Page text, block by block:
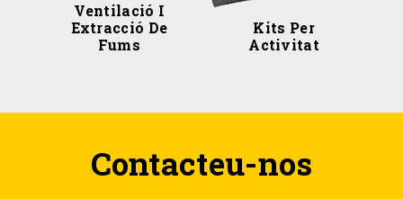
Ventilació I
Extracció De
Fums
Kits Per
Activitat
Contacteu-nos